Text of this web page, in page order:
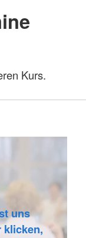
Kurs.
uns
klicken,